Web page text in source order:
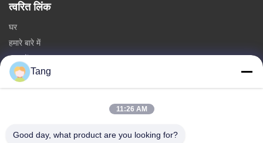
त्वरित लिंक
घर
हमारे बारे में
उत्पादों
हमसे संपर्क करें
ब्रॉड बीन्स स्नैक
Tang
11:26 AM
Good day, what product are you looking for?